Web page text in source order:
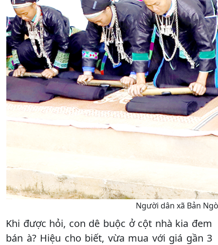
Người dân xã Bản
Khi được hỏi, con dê buộc ở cột nhà kia đem
bán à? Hiệu cho biết, vừa mua với giá gần 3